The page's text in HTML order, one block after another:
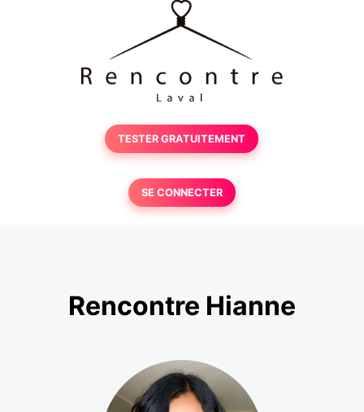
TESTER GRATUITEMENT
SE CONNECTER
Rencontre Hianne